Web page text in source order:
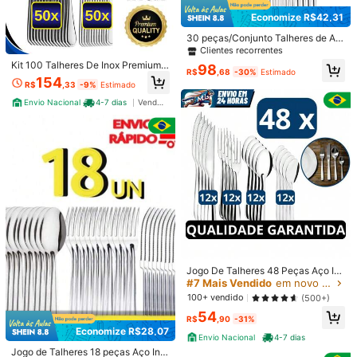
Útil(90)
d***7 Cor: Multicolorido
Gosteipois naoétãolevee aparenta
Cor: Multicolorido
obrigadosatisfeitacomaentrega
Útil (32)
5***4 Cor: Multicolorido
gostei,omaterialpareceser resistente
Detalhes Do Produto
Material: Aço Inoxidável
Veja mais
4,92
4,92 1K Seguidores
1K Seguidores
4,92 1K Seguidores
4,92
Kit 100 Talheres De Inox Premium 5
0 Garfos + 50 Facas Acabamento T
op Para Casa Cozinha e Restauran
te
R$154 ,33 -9% Estimado
Envio Nacional
4-7 dias Vendedor Indicado
Economize R$28,07
Jogo de Talheres 18 peças Aço Ino
Economize R$42,31
30 peças/Conjunto Talheres de Aç
o Inoxidável, Cozinha, Presente de
Clientes recorrentes
R$98 ,68 -30% Estimado
Jogo De Talheres 48 Peças Aço In
ox 12 Facas 12 Garfos De Mesa 12
Colheres E 12 Colheres De Cha
#7 Mais Vendido em novo Conjuntos De Jantar
100+ vendido (500+)
R$54 ,90 -31%
Envio Nacional
4-7 dias